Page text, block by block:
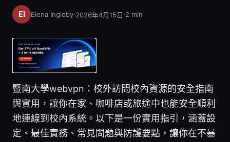
Elena Ingleby·2026年4月15日·2 min
暨南大學webvpn：校外訪問校內資源的安全指南
與實用，讓你在家、咖啡店或旅途中也能安全順利
地連線到校內系統。以下是一份實用指引，涵蓋設
定、最佳實務、常見問題與防護要點，讓你在不暴